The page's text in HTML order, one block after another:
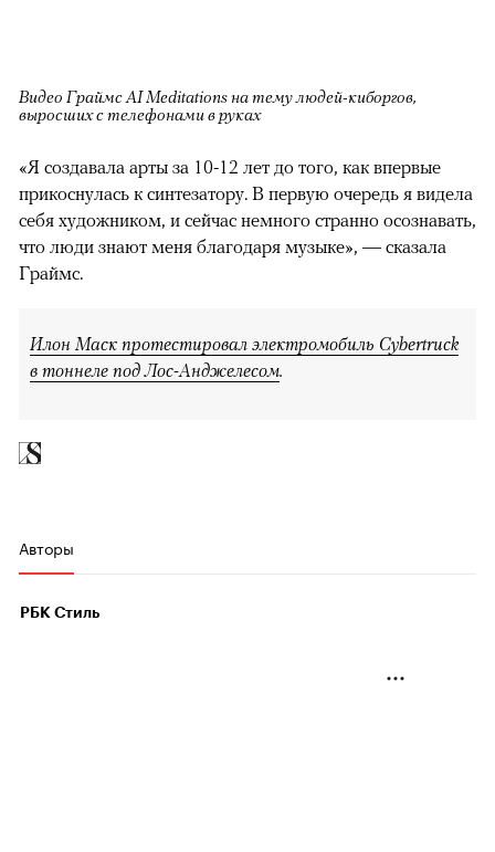
Видео Граймс AI Meditations на тему людей-киборгов,
выросших с телефонами в руках
«Я создавала арты за 10-12 лет до того, как впервые
прикоснулась к синтезатору. В первую очередь я видела
себя художником, и сейчас немного странно осознавать,
что люди знают меня благодаря музыке», — сказала
Граймс.
Илон Маск протестировал электромобиль Cybertruck
в тоннеле под Лос-Анджелесом.
Авторы
РБК Стиль